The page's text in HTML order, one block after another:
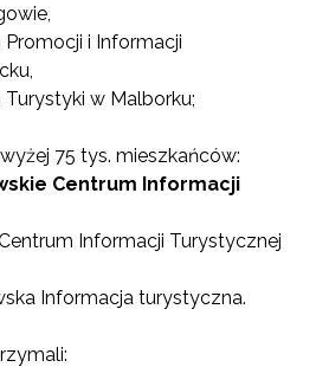
i Informacji
w Malborku;
75 tys. mieszkańców:
Centrum Informacji
Informacji Turystycznej
Informacja turystyczna.